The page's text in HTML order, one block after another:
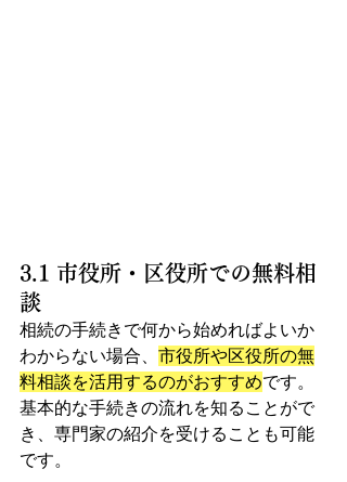
3.1 市役所・区役所での無料相
談
相続の手続きで何から始めればよいか
わからない場合、 市役所や区役所の無
料相談を活用するのがおすすめです。
基本的な手続きの流れを知ることがで
き、専門家の紹介を受けることも可能
です。